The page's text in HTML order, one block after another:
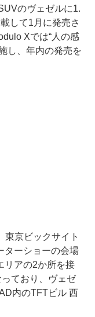
のヴェゼルに1.
して1月に発売さ
Xでは“人の感
し、年内の発売を
京ビックサイト
ターショーの会場
リアの2か所を接
ており、ヴェゼ
内のTFTビル 西